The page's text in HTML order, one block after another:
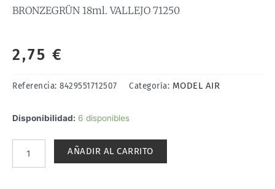
BRONZEGRÜN 18ml. VALLEJO 71250
2,75 €
Referencia: 8429551712507 Categoría: MODEL AIR
Disponibilidad: 6 disponibles
BRONZEGRÜN
71250
AÑADIR AL CARRITO